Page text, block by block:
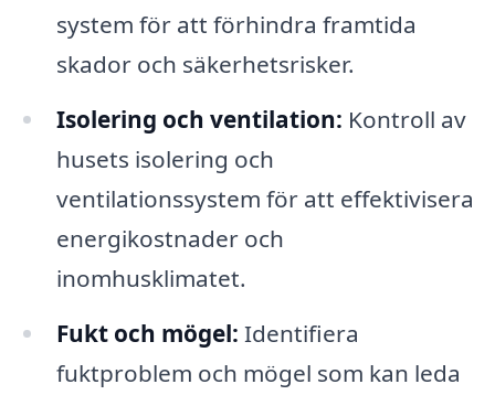
system för att förhindra framtida
skador och säkerhetsrisker.
Isolering och ventilation: Kontroll av
husets isolering och
ventilationssystem för att effektivisera
energikostnader och
inomhusklimatet.
Fukt och mögel: Identifiera
fuktproblem och mögel som kan leda